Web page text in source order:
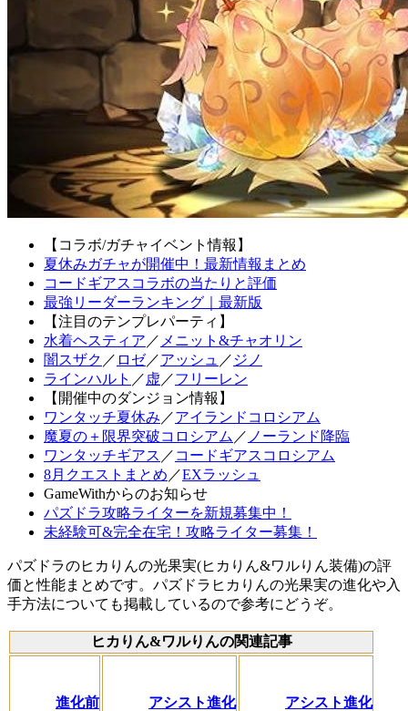
【コラボ/ガチャイベント情報】
夏休みガチャが開催中！最新情報まとめ
コードギアスコラボの当たりと評価
最強リーダーランキング｜最新版
【注目のテンプレパーティ】
水着ヘスティア ／ メニット&チャオリン
闇スザク ／ ロゼ／アッシュ ／ ジノ
ラインハルト ／ 虚 ／フリーレン
【開催中のダンジョン情報】
ワンタッチ夏休み ／アイランドコロシアム
魔夏の＋限界突破コロシアム ／ ノーランド降臨
ワンタッチギアス ／ コードギアスコロシアム
8月クエストまとめ ／EXラッシュ
GameWithからのお知らせ
パズドラ攻略ライターを新規募集中！
未経験可&完全在宅！攻略ライター募集！
パズドラのヒカりんの光果実(ヒカりん&ワルりん装備)の評
価と性能まとめです。パズドラヒカりんの光果実の進化や入
手方法についても掲載しているので参考にどうぞ。
ヒカりん&ワルりんの関連記事
進化前
アシスト進化 アシスト進化